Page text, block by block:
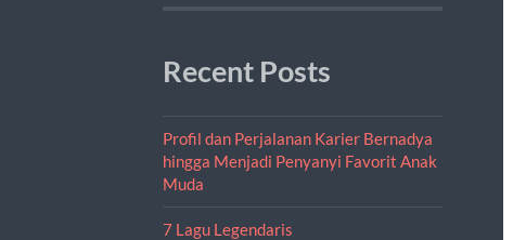
Recent Posts
Profil dan Perjalanan Karier Bernadya
hingga Menjadi Penyanyi Favorit Anak
Muda
7 Lagu Legendaris